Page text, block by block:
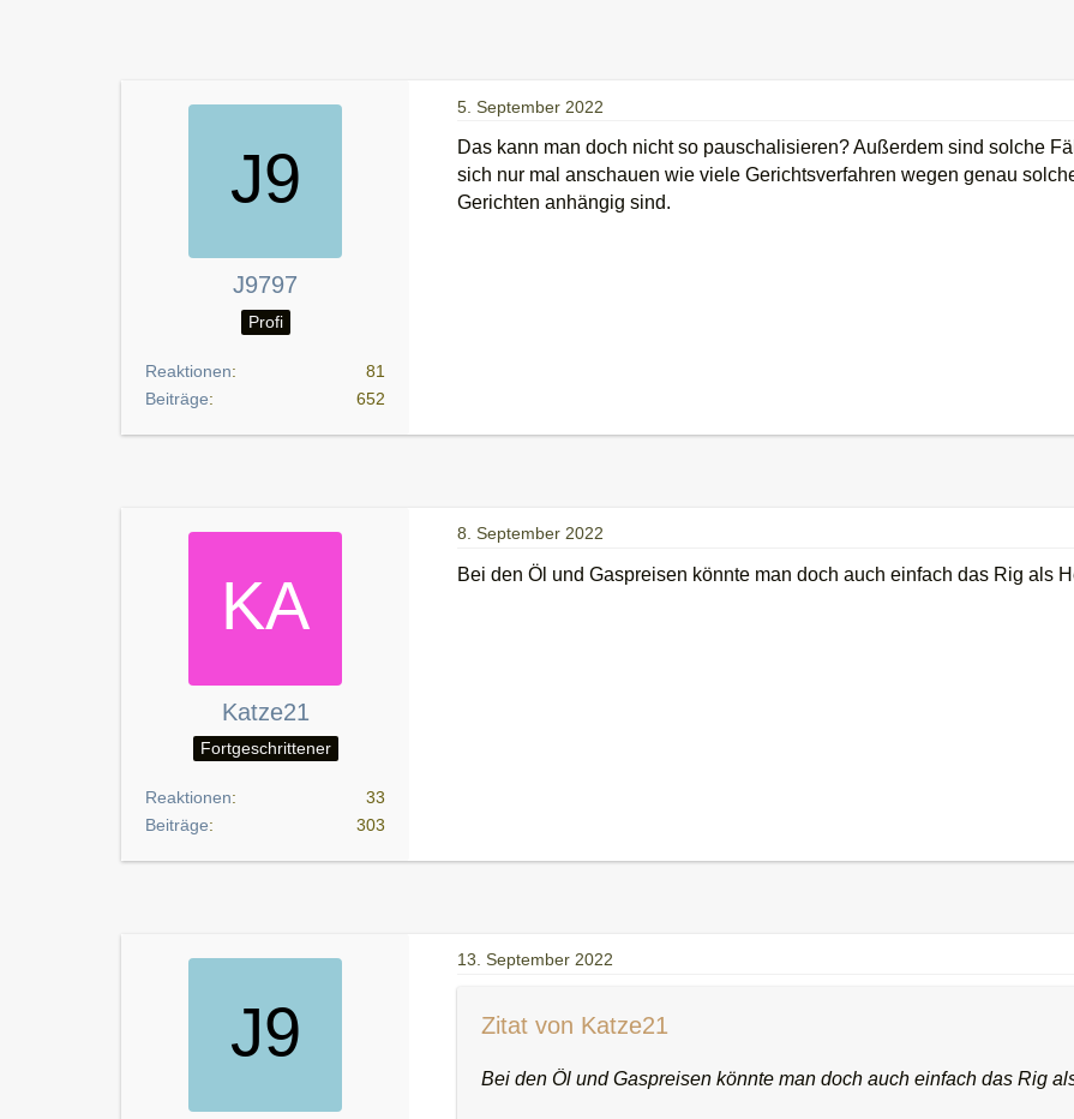
J9797
Profi
Reaktionen
81
Beiträge
652
5. September 2022
Das kann man doch nicht so pauschalisieren? Außerdem sind solche
sich nur mal anschauen wie viele Gerichtsverfahren wegen genau
Gerichten anhängig sind.
Katze21
Fortgeschrittener
Reaktionen
33
Beiträge
303
8. September 2022
Bei den Öl und Gaspreisen könnte man doch auch einfach das Rig als
13. September 2022
Zitat von Katze21
Bei den Öl und Gaspreisen könnte man doch auch einfach das Rig